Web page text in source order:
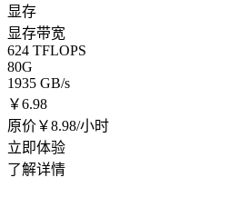
显存
显存带宽
624 TFLOPS
80G
1935 GB/s
￥6.98
原价￥8.98/小时
立即体验
了解详情